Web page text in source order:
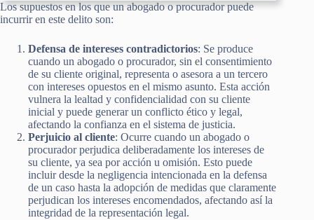
Los supuestos en los que un abogado o procurador puede
incurrir en este delito son:
Defensa de intereses contradictorios: Se produce
cuando un abogado o procurador, sin el consentimiento
de su cliente original, representa o asesora a un tercero
con intereses opuestos en el mismo asunto. Esta acción
vulnera la lealtad y confidencialidad con su cliente
inicial y puede generar un conflicto ético y legal,
afectando la confianza en el sistema de justicia.
Perjuicio al cliente: Ocurre cuando un abogado o
procurador perjudica deliberadamente los intereses de
su cliente, ya sea por acción u omisión. Esto puede
incluir desde la negligencia intencionada en la defensa
de un caso hasta la adopción de medidas que claramente
perjudican los intereses encomendados, afectando así la
integridad de la representación legal.